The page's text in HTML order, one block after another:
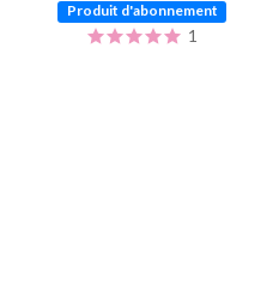
Produit d'abonnement
1